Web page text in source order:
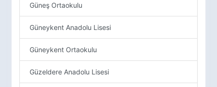
Güneş Ortaokulu
Güneykent Anadolu Lisesi
Güneykent Ortaokulu
Güzeldere Anadolu Lisesi